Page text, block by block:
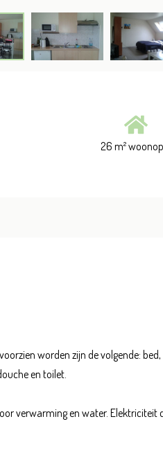
26 m²
worden zijn de volgende:
en toilet.
verwarming en water. Elektriciteit